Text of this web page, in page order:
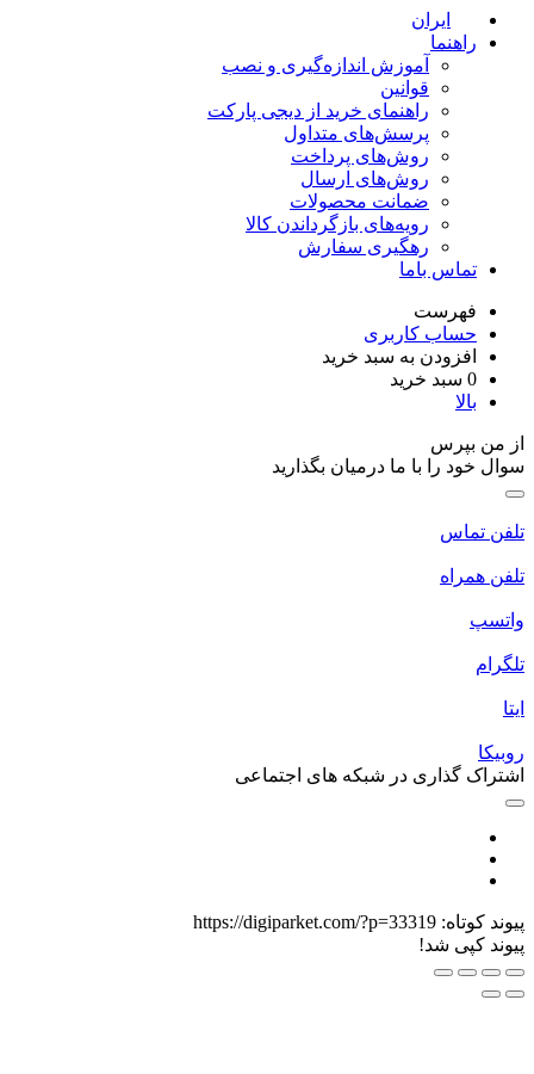
ایران
راهنما
آموزش اندازه‌گیری و نصب
قوانین
راهنمای خرید از دیجی پارکت
پرسش‌های متداول
روش‌های پرداخت
روش‌های ارسال
ضمانت محصولات
رویه‌های بازگرداندن کالا
رهگیری سفارش
تماس باما
فهرست
حساب کاربری
افزودن به سبد خرید
سبد خرید
بالا
من بپرس
خود را با ما درمیان بگذارید
تماس
همراه
گذاری در شبکه های اجتماعی
کوتاه:https://digiparket.com/?p=33319
کپی شد!